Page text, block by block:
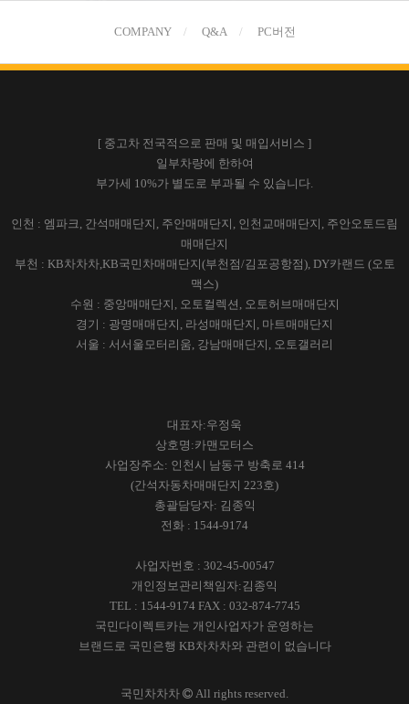
COMPANY Q&A PC버전
[ 중고차 전국적으로 판매 및 매입서비스 ]
일부차량에 한하여
부가세 10%가 별도로 부과될 수 있습니다.
인천 : 엠파크, 간석매매단지, 주안매매단지, 인천교매매단지, 주안오토드림
매매단지
부천 : KB차차차,KB국민차매매단지(부천점/김포공항점), DY카랜드 (오토
맥스)
수원 : 중앙매매단지, 오토컬렉션, 오토허브매매단지
경기 : 광명매매단지, 라성매매단지, 마트매매단지
서울 : 서서울모터리움, 강남매매단지, 오토갤러리
대표자:우정욱
상호명:카맨모터스
사업장주소: 인천시 남동구 방축로 414
(간석자동차매매단지 223호)
총괄담당자: 김종익
전화 : 1544-9174
사업자번호 : 302-45-00547
개인정보관리책임자:김종익
TEL : 1544-9174 FAX : 032-874-7745
국민다이렉트카는 개인사업자가 운영하는
브랜드로 국민은행 KB차차차와 관련이 없습니다
국민차차차 All rights reserved.